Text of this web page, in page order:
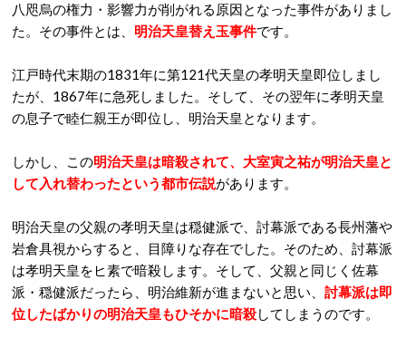
八咫烏の権力・影響力が削がれる原因となった事件がありまし
た。その事件とは、 明治天皇替え玉事件です。
江戸時代末期の1831年に第121代天皇の孝明天皇即位しまし
たが、1867年に急死しました。そして、その翌年に孝明天皇
の息子で睦仁親王が即位し、明治天皇となります。
しかし、この明治天皇は暗殺されて、大室寅之祐が明治天皇と
して入れ替わったという都市伝説があります。
明治天皇の父親の孝明天皇は穏健派で、討幕派である長州藩や
岩倉具視からすると、目障りな存在でした。そのため、討幕派
は孝明天皇をヒ素で暗殺します。そして、父親と同じく佐幕
派・穏健派だったら、明治維新が進まないと思い、 討幕派は即
位したばかりの明治天皇もひそかに暗殺してしまうのです。